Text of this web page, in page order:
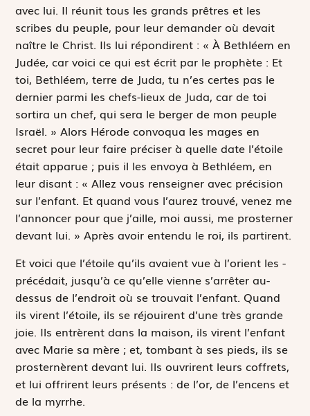
avec lui. Il réunit tous les grands prêtres et les
scribes du peuple, pour leur demander où devait
naître le Christ. Ils lui répondirent : « À Bethléem en
Judée, car voici ce qui est écrit par le prophète : Et
toi, Bethléem, terre de Juda,tu n’es certes pas le
dernier parmi les chefs-lieux de Juda, car de toi
sortira un chef, qui sera le berger de mon peuple
Israël. » Alors Hérode convoqua les mages en
secret pour leur faire préciser à quelle date l’étoile
était apparue ; puis il les envoya à Bethléem, en
leur disant : « Allez vous renseigner avec précision
sur l’enfant. Et quand vous l’aurez trouvé, venez me
­l’annoncer pour que j’aille, moi aussi, me prosterner
devant lui. » Après avoir entendu le roi, ils partirent.
Et voici que l’étoile qu’ils avaient vue à l’orient les ­
précédait, jusqu’à ce qu’elle vienne s’arrêter au-
dessus de l’endroit où se trouvait l’enfant. Quand
ils virent l’étoile, ils se réjouirent d’une très grande
joie. Ils entrèrent dans la maison, ils virent l’enfant
avec Marie sa mère ; et, tombant à ses pieds, ils se
prosternèrent devant lui. Ils ouvrirent leurs coffrets,
et lui offrirent leurs présents : de l’or, de l’encens et
de la myrrhe.